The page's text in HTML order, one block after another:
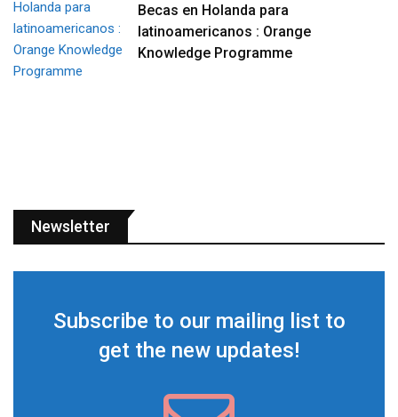
Becas en Holanda para
latinoamericanos : Orange
Knowledge Programme
Newsletter
Subscribe to our mailing list to
get the new updates!